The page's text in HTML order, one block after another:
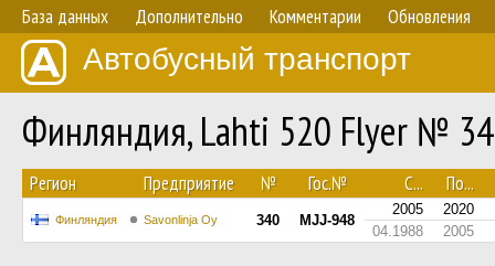
База данных Дополнительно Комментарии Обновления
Автобусный транспорт
Финляндия, Lahti 520 Flyer №
Регион Предприятие № Гос.№ С... По...
Финляндия Savonlinja Oy 340 MJJ-948
2005
2020
04.1988
2005